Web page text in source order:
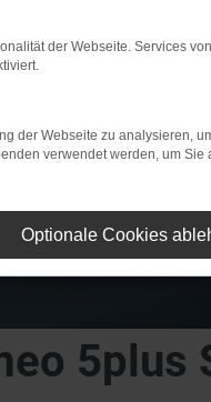
5plus
der Webseite. Services
der Webseite zu analysieren,
verwendet werden, um
Optionale Cookies